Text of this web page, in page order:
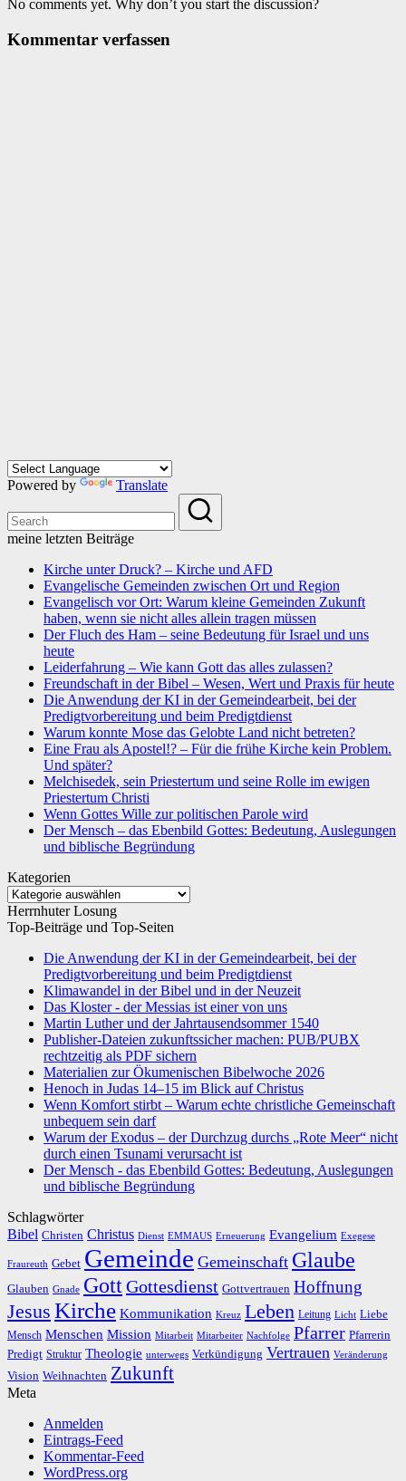
No comments yet. Why don’t you start the discussion?
Kommentar verfassen
Powered by Translate
meine letzten Beiträge
Kirche unter Druck? – Kirche und AFD
Evangelische Gemeinden zwischen Ort und Region
Evangelisch vor Ort: Warum kleine Gemeinden Zukunft
haben, wenn sie nicht alles allein tragen müssen
Der Fluch des Ham – seine Bedeutung für Israel und uns
heute
Leiderfahrung – Wie kann Gott das alles zulassen?
Freundschaft in der Bibel – Wesen, Wert und Praxis für heute
Die Anwendung der KI in der Gemeindearbeit, bei der
Predigtvorbereitung und beim Predigtdienst
Warum konnte Mose das Gelobte Land nicht betreten?
Eine Frau als Apostel!? – Für die frühe Kirche kein Problem.
Und später?
Melchisedek, sein Priestertum und seine Rolle im ewigen
Priestertum Christi
Wenn Gottes Wille zur politischen Parole wird
Der Mensch – das Ebenbild Gottes: Bedeutung, Auslegungen
und biblische Begründung
Kategorien
Kategorien
Herrnhuter Losung
Top-Beiträge und Top-Seiten
Die Anwendung der KI in der Gemeindearbeit, bei der
Predigtvorbereitung und beim Predigtdienst
Klimawandel in der Bibel und in der Neuzeit
Das Kloster - der Messias ist einer von uns
Martin Luther und der Jahrtausendsommer 1540
Publisher-Dateien zukunftssicher machen: PUB/PUBX
rechtzeitig als PDF sichern
Materialien zur Ökumenischen Bibelwoche 2026
Henoch in Judas 14–15 im Blick auf Christus
Wenn Komfort stirbt – Warum echte christliche Gemeinschaft
unbequem sein darf
Warum der Exodus – der Durchzug durchs „Rote Meer“ nicht
durch einen Tsunami verursacht ist
Der Mensch - das Ebenbild Gottes: Bedeutung, Auslegungen
und biblische Begründung
Schlagwörter
Bibel Christen Christus Dienst EMMAUS Erneuerung Evangelium Exegese
Fraureuth Gebet Gemeinde Gemeinschaft Glaube
Glauben Gnade GottGottesdienst Gottvertrauen Hoffnung
Jesus Kirche Kommunikation Kreuz Leben Leitung Licht Liebe
Mensch Menschen Mission Mitarbeit Mitarbeiter Nachfolge Pfarrer Pfarrerin
Predigt Struktur Theologie unterwegs Verkündigung Vertrauen Veränderung
Vision Weihnachten Zukunft
Meta
Anmelden
Eintrags-Feed
Kommentar-Feed
WordPress.org